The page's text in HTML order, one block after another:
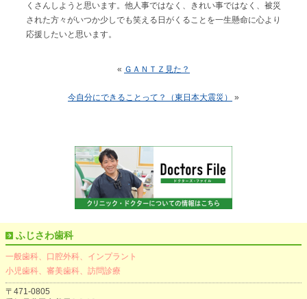
くさんしようと思います。他人事ではなく、きれい事ではなく、被災
された方々がいつか少しでも笑える日がくることを一生懸命に心より
応援したいと思います。
« ＧＡＮＴＺ見た？
今自分にできることって？（東日本大震災） »
ふじさわ歯科
一般歯科、口腔外科、インプラント
小児歯科、審美歯科、訪問診療
〒471-0805